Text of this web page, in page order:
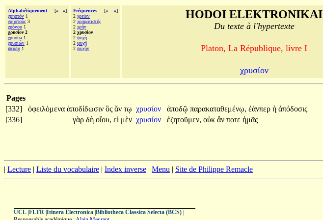
Alphabétiquement [« »]
χρηστὸν 1
χρηστοὺς 3
χρόνου 1
χρυσίον 2
χρυσίῳ 1
χρυσίων 1
ψεύδῃ 1
Fréquences [« »]
2 χρείαν
2 χρηματιστής
2 χρῆν
2 χρυσίον
2 ψυχὴ
2 ψυχῇ
2 ψυχὴν
HODOI ELEKTRONIKAI
Du texte à l'hypertexte
Platon, La République, livre I
χρυσίον
Pages
[332]
ὀφειλόμενα ἀποδίδωσιν ὃς ἄν τῳ χρυσίον ἀποδῷ παρακαταθεμένῳ, ἐάνπερ ἡ ἀπόδοσις
[336]
γὰρ δὴ οἴου, εἰ μὲν χρυσίον ἐζητοῦμεν, οὐκ ἄν ποτε ἡμᾶς
| Lecture | Liste du vocabulaire | Index inverse | Menu | Site de Philippe Remacle
UCL FLTR Itinera Electronica Bibliotheca Classica Selecta (BCS)